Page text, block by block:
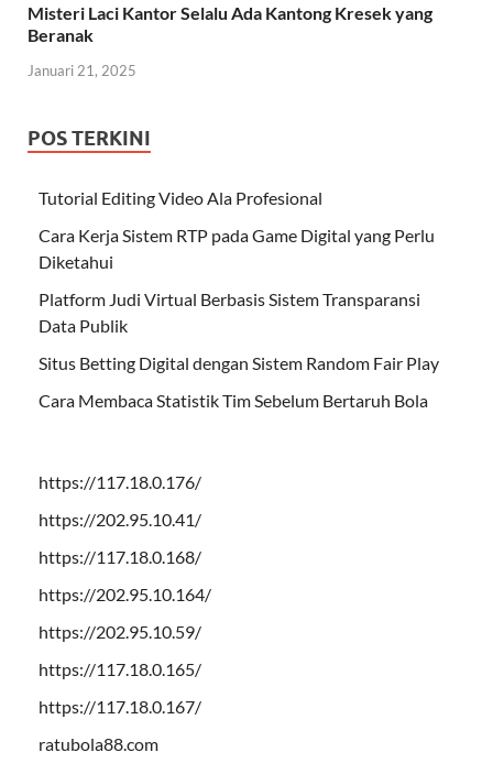
Misteri Laci Kantor Selalu Ada Kantong Kresek yang
Beranak
Januari 21, 2025
POS TERKINI
Tutorial Editing Video Ala Profesional
Cara Kerja Sistem RTP pada Game Digital yang Perlu
Diketahui
Platform Judi Virtual Berbasis Sistem Transparansi
Data Publik
Situs Betting Digital dengan Sistem Random Fair Play
Cara Membaca Statistik Tim Sebelum Bertaruh Bola
https://117.18.0.176/
https://202.95.10.41/
https://117.18.0.168/
https://202.95.10.164/
https://202.95.10.59/
https://117.18.0.165/
https://117.18.0.167/
ratubola88.com